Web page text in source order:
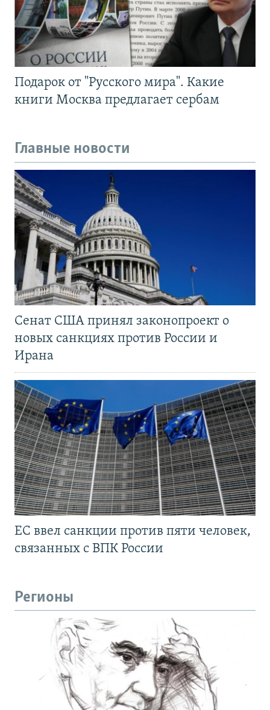
Подарок от "Русского мира". Какие
книги Москва предлагает сербам
Главные новости
Сенат США принял законопроект о
новых санкциях против России и
Ирана
ЕС ввел санкции против пяти человек,
связанных с ВПК России
Регионы